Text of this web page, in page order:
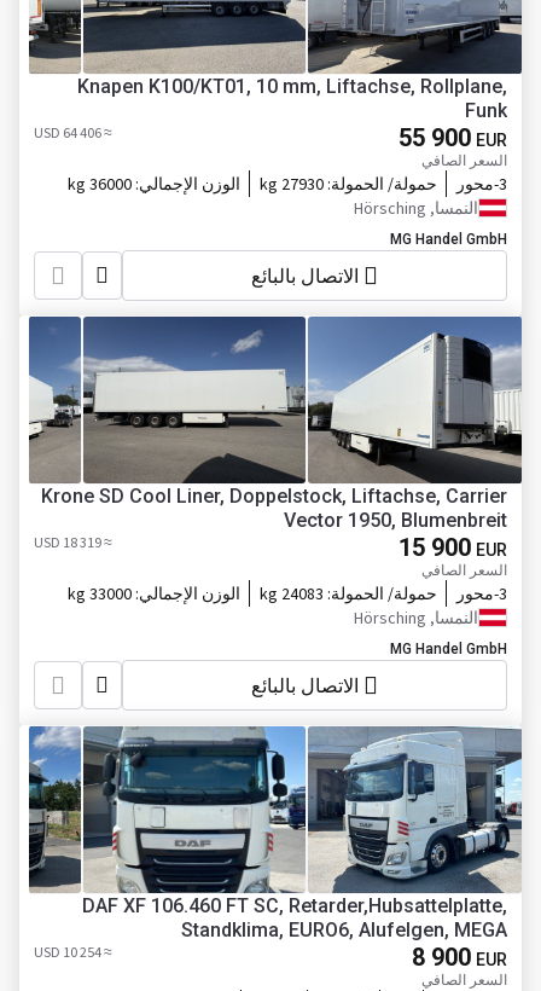
Knapen K100/KT01, 10 mm, Liftachse, Rollplane,
Funk
55 900 EUR
السعر الصافي
≈ 64 406 USD
3-محور حمولة/ الحمولة: 27930 kg الوزن الإجمالي: 36000 kg
النمسا, Hörsching
MG Handel GmbH
الاتصال بالبائع
Krone SD Cool Liner, Doppelstock, Liftachse, Carrier
Vector 1950, Blumenbreit
15 900 EUR
السعر الصافي
≈ 18 319 USD
3-محور حمولة/ الحمولة: 24083 kg الوزن الإجمالي: 33000 kg
النمسا, Hörsching
MG Handel GmbH
الاتصال بالبائع
DAF XF 106.460 FT SC, Retarder,Hubsattelplatte,
Standklima, EURO6, Alufelgen, MEGA
8 900 EUR
السعر الصافي
≈ 10 254 USD